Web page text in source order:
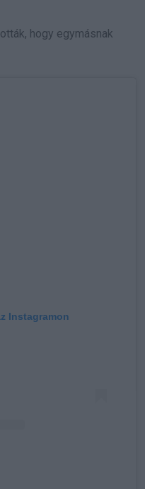
hogy egymásnak
Instagramon